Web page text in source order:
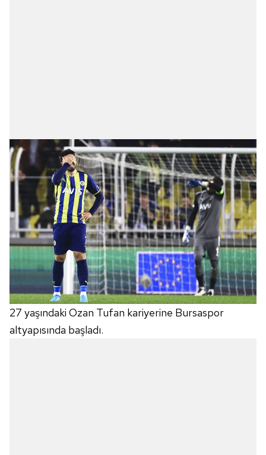
27 yaşındaki Ozan Tufan kariyerine Bursaspor
altyapısında başladı.